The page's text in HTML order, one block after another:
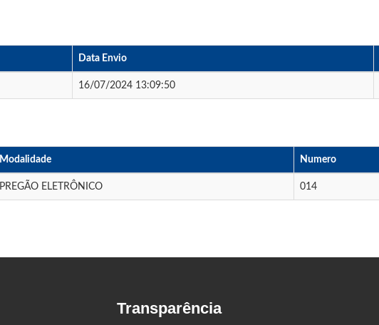
Data Envio
16/07/2024 13:09:50
Modalidade Numero
PREGÃO ELETRÔNICO 014
Transparência